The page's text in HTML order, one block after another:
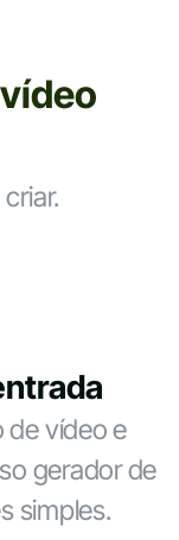
de vídeo e
gerador de
simples.